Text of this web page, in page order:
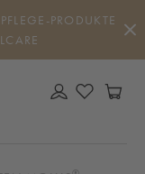
PRODUKTE
DU